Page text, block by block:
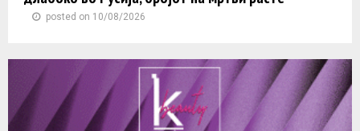
posted on 10/08/2026